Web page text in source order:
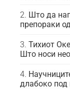
Што да
препораки
Тихиот
Што носи
длабоко под